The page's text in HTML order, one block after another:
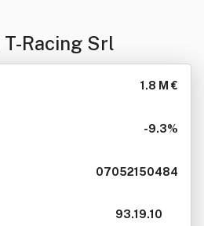
T-Racing Srl
1.8 M €
-9.3%
07052150484
93.19.10